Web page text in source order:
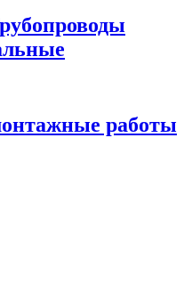
работы